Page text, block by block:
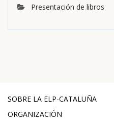
Presentación de libros
SOBRE LA ELP-CATALUÑA
ORGANIZACIÓN